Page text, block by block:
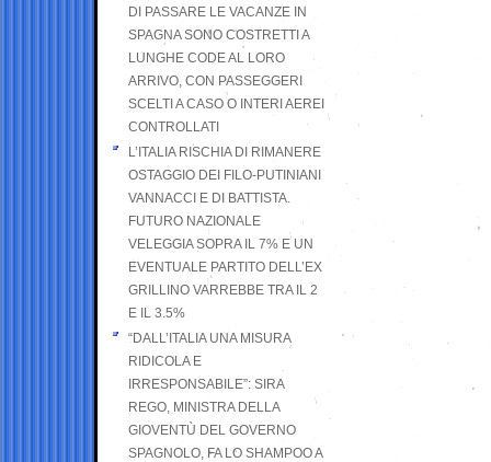
DI PASSARE LE VACANZE IN
SPAGNA SONO COSTRETTI A
LUNGHE CODE AL LORO
ARRIVO, CON PASSEGGERI
SCELTI A CASO O INTERI AEREI
CONTROLLATI
L’ITALIA RISCHIA DI RIMANERE
OSTAGGIO DEI FILO-PUTINIANI
VANNACCI E DI BATTISTA.
FUTURO NAZIONALE
VELEGGIA SOPRA IL 7% E UN
EVENTUALE PARTITO DELL’EX
GRILLINO VARREBBE TRA IL 2
E IL 3.5%
“DALL’ITALIA UNA MISURA
RIDICOLA E
IRRESPONSABILE”: SIRA
REGO, MINISTRA DELLA
GIOVENTÙ DEL GOVERNO
SPAGNOLO, FA LO SHAMPOO A